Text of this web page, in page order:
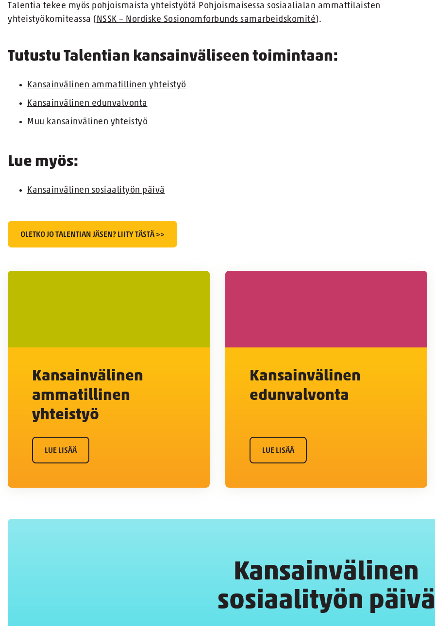
Talentia tekee myös pohjoismaista yhteistyötä Pohjoismaisessa sosiaalialan ammattilaisten
yhteistyökomiteassa ( NSSK – Nordiske Sosionomforbunds samarbeidskomité).
Tutustu Talentian kansainväliseen toimintaan:
Kansainvälinen ammatillinen yhteistyö
Kansainvälinen edunvalvonta
Muu kansainvälinen yhteistyö
Lue myös:
Kansainvälinen sosiaalityön päivä
OLETKO JO TALENTIAN JÄSEN? LIITY TÄSTÄ >>
Kansainvälinen
ammatillinen
yhteistyö
LUE LISÄÄ
Kansainvälinen
edunvalvonta
LUE LISÄÄ
Kansainvälinen
sosiaalityön päivä